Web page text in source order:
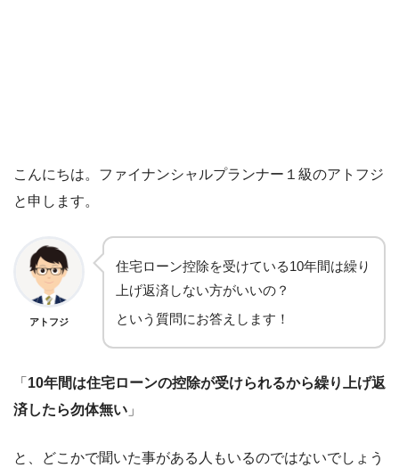
こんにちは。ファイナンシャルプランナー１級のアトフジ
と申します。
アトフジ
住宅ローン控除を受けている10年間は繰り
上げ返済しない方がいいの？
という質問にお答えします！
「 10年間は住宅ローンの控除が受けられるから繰り上げ返
済したら勿体無い 」
と、どこかで聞いた事がある人もいるのではないでしょう